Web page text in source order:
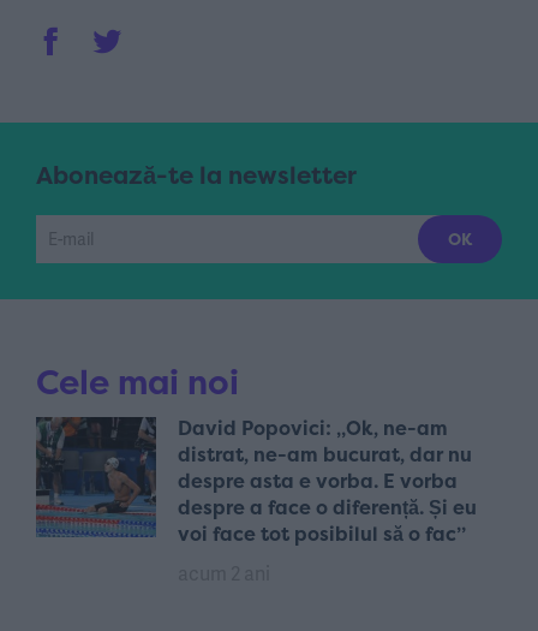
Abonează-te la newsletter
Cele mai noi
David Popovici: „Ok, ne-am
distrat, ne-am bucurat, dar nu
despre asta e vorba. E vorba
despre a face o diferență. Și eu
voi face tot posibilul să o fac”